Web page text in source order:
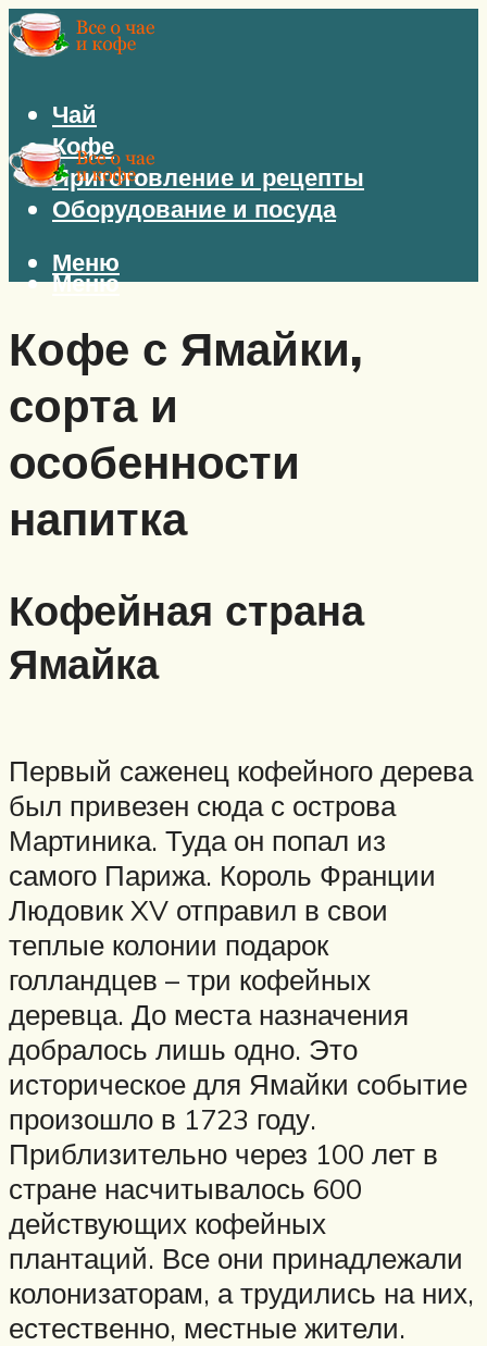
Чай
Кофе
Приготовление и рецепты
Оборудование и посуда
Меню
Меню
Кофе с Ямайки,
сорта и
особенности
напитка
Кофейная страна
Ямайка
Первый саженец кофейного дерева
был привезен сюда с острова
Мартиника. Туда он попал из
самого Парижа. Король Франции
Людовик XV отправил в свои
теплые колонии подарок
голландцев – три кофейных
деревца. До места назначения
добралось лишь одно. Это
историческое для Ямайки событие
произошло в 1723 году.
Приблизительно через 100 лет в
стране насчитывалось 600
действующих кофейных
плантаций. Все они принадлежали
колонизаторам, а трудились на них,
естественно, местные жители.